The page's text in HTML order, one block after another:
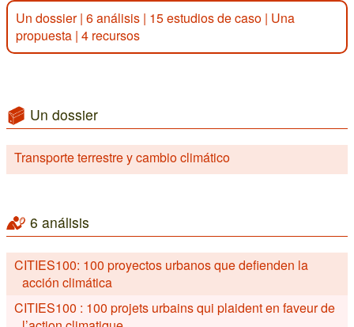
Un dossier| 6 análisis | 15 estudios de caso | Una
propuesta | 4 recursos
Un dossier
Transporte terrestre y cambio climático
6 análisis
CITIES100: 100 proyectos urbanos que defienden la
acción climática
CITIES100 : 100 projets urbains qui plaident en faveur de